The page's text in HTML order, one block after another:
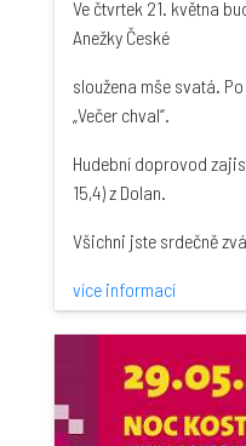
Ve čtvrtek 21. května
Anežky České
sloužena mše svatá.
„Večer chval“.
Hudební doprovod
15,4) z Dolan.
Všichni jste srdečně
více informací